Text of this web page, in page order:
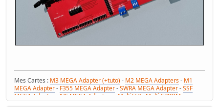
Mes Cartes : M3 MEGA Adapter (+tuto) - M2 MEGA Adapters- M1
MEGA Adapter- F355 MEGA Adapter-SWRA MEGA Adapter-SSF
MEGA Adapter
JVS MEGA Adapters
MultiFFB : Multi EPROM pour
Driveboard SEGA-M2toM3-Coin Tower Mini-VR Button Panel